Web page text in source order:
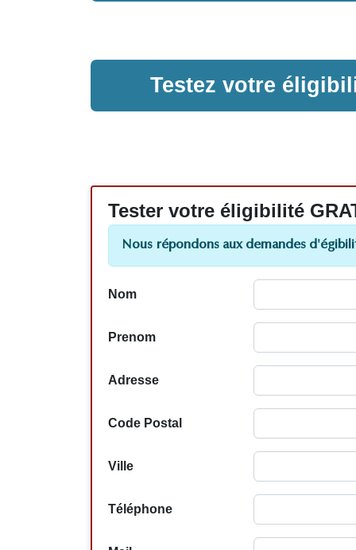
Testez votre
Tester votre éligibilité
Nous répondons aux demandes
Nom
Prenom
Adresse
Code Postal
Ville
Téléphone